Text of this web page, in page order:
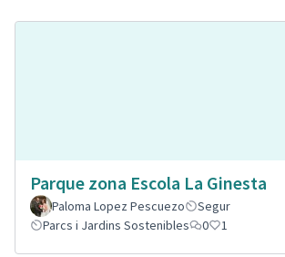
Parque zona Escola La Ginesta
Paloma Lopez Pescuezo
Segur
Parcs i Jardins Sostenibles
0 1